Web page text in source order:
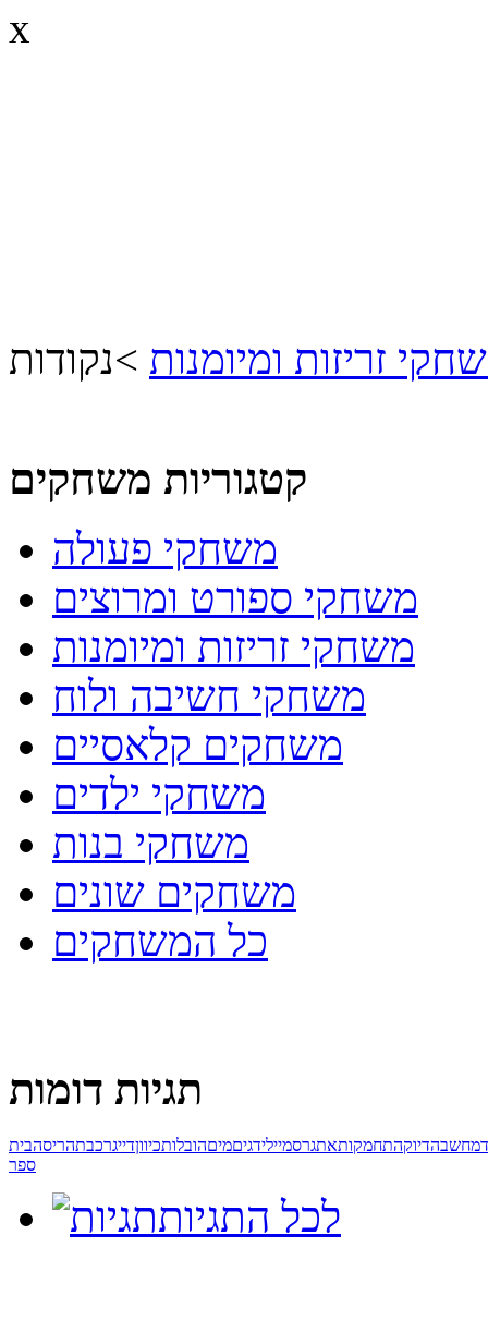
x
זריזות ומיומנות >נקודות
קטגוריות משחקים
משחקי פעולה
משחקי ספורט ומרוצים
משחקי זריזות ומיומנות
משחקי חשיבה ולוח
משחקים קלאסיים
משחקי ילדים
משחקי בנות
משחקים שונים
כל המשחקים
תגיות דומות
מחשבהדיוקהתחמקותאתגרסמיילידגיםמיםהובלותכיווןדייגרכבתהריסהבית
ספר
לכל התגיות